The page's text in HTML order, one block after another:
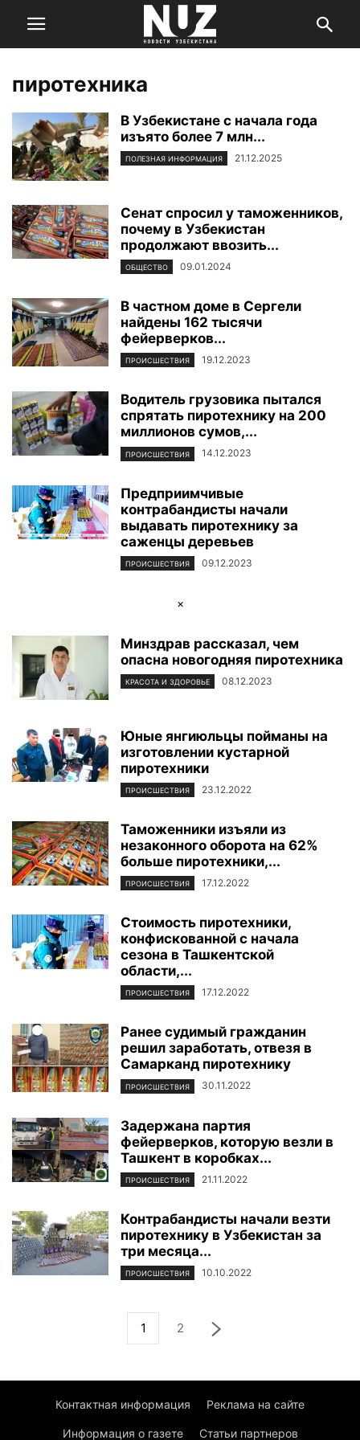
пиротехника
В Узбекистане с начала года
изъято более 7 млн...
ПОЛЕЗНАЯ ИНФОРМАЦИЯ 21.12.2025
Сенат спросил у таможенников,
почему в Узбекистан
продолжают ввозить...
ОБЩЕСТВО 09.01.2024
В частном доме в Сергели
найдены 162 тысячи
фейерверков...
ПРОИСШЕСТВИЯ 19.12.2023
Водитель грузовика пытался
спрятать пиротехнику на 200
миллионов сумов,...
ПРОИСШЕСТВИЯ 14.12.2023
Предприимчивые
контрабандисты начали
выдавать пиротехнику за
саженцы деревьев
ПРОИСШЕСТВИЯ 09.12.2023
×
Минздрав рассказал, чем
опасна новогодняя пиротехника
КРАСОТА И ЗДОРОВЬЕ 08.12.2023
Юные янгиюльцы пойманы на
изготовлении кустарной
пиротехники
ПРОИСШЕСТВИЯ 23.12.2022
Таможенники изъяли из
незаконного оборота на 62%
больше пиротехники,...
ПРОИСШЕСТВИЯ 17.12.2022
Стоимость пиротехники,
конфискованной с начала
сезона в Ташкентской
области,...
ПРОИСШЕСТВИЯ 17.12.2022
Ранее судимый гражданин
решил заработать, отвезя в
Самарканд пиротехнику
ПРОИСШЕСТВИЯ 30.11.2022
Задержана партия
фейерверков, которую везли в
Ташкент в коробках...
ПРОИСШЕСТВИЯ 21.11.2022
Контрабандисты начали везти
пиротехнику в Узбекистан за
три месяца...
ПРОИСШЕСТВИЯ 10.10.2022
1 2
Контактная информация Реклама на сайте
Информация о газете Статьи партнеров